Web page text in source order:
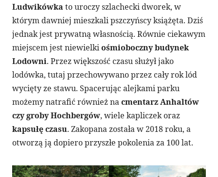
Ludwikówka to uroczy szlachecki dworek, w
którym dawniej mieszkali pszczyńscy książęta. Dziś
jednak jest prywatną własnością. Równie ciekawym
miejscem jest niewielkiośmioboczny budynek
Lodowni. Przez większość czasu służył jako
lodówka, tutaj przechowywano przez cały rok lód
wycięty ze stawu. Spacerując alejkami parku
możemy natrafić również nacmentarz Anhaltów
czy groby Hochbergów, wiele kapliczek oraz
kapsułę czasu. Zakopana została w 2018 roku, a
otworzą ją dopiero przyszłe pokolenia za 100 lat.